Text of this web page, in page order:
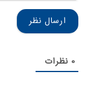
0 نظرات